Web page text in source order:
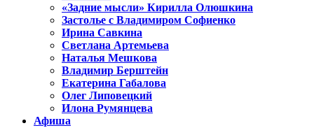
«Задние мысли» Кирилла Олюшкина
Застолье с Владимиром Софиенко
Ирина Савкина
Светлана Артемьева
Наталья Мешкова
Владимир Берштейн
Екатерина Габалова
Олег Липовецкий
Илона Румянцева
Афиша